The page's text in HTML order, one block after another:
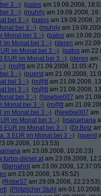
3 :-) (patos am 19.09.2008,
3 :-) (muhrly am 19.09.2008,
bei 3 :-) (patos am 19.09.2008,
bei 3 :-) (muhrly am
Monat bei 3 :-) (patos am
im Monat bei 3 :-) (deren am
im Monat bei 3 :-) (patos am
EUR im Monat bei 3 :-) (deren am
) (m@tt am 21.09.2008, 11:05:47)
3 :-) (puerst am 21.09.2008,
bei 3 :-) (m@tt am 21.09.2008,
bei 3 :-) (m@tt am 21.09.2008,
bei 3 :-) (Newbie007 am
Monat bei 3 :-) (m@tt am
im Monat bei 3 :-) (Newbie007 am
im Monat bei 3 :-) (manamana
EUR im Monat bei 3 :-) (Dr.Betz
3 EUR im Monat bei 3 :-) (puerst
10:13:53)
am 23.09.2008, 10:26:23)
diesel.at am 23.09.2008,
(Bernahrd am 23.09.2008,
am 23.09.2008, 15:45:52)
(RobeS7 am 29.09.2008, 22:23:53)
(Plötzlicher Stuhl am